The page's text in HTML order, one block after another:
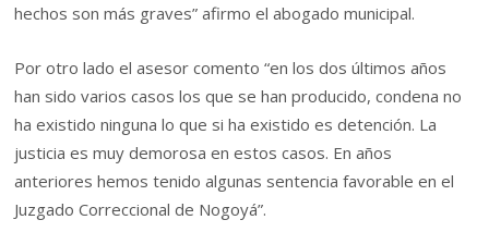
hechos son más graves” afirmo el abogado municipal.
Por otro lado el asesor comento “en los dos últimos años
han sido varios casos los que se han producido, condena no
ha existido ninguna lo que si ha existido es detención. La
justicia es muy demorosa en estos casos. En años
anteriores hemos tenido algunas sentencia favorable en el
Juzgado Correccional de Nogoyá”.